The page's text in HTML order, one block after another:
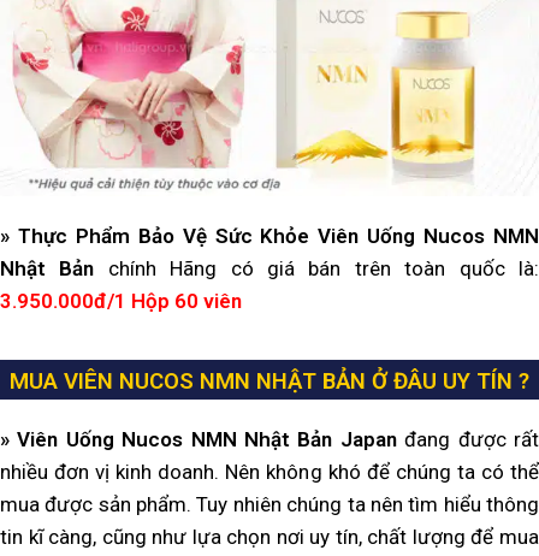
» Thực Phẩm Bảo Vệ Sức Khỏe Viên Uống Nucos NMN
Nhật Bản chính Hãng có giá bán trên toàn quốc là:
3.950.000đ/1 Hộp 60 viên
MUA VIÊN NUCOS NMN NHẬT BẢN Ở ĐÂU UY TÍN ?
» Viên Uống Nucos NMN Nhật Bản Japan đang được rất
nhiều đơn vị kinh doanh. Nên không khó để chúng ta có thể
mua được sản phẩm. Tuy nhiên chúng ta nên tìm hiểu thông
tin kĩ càng, cũng như lựa chọn nơi uy tín, chất lượng để mua